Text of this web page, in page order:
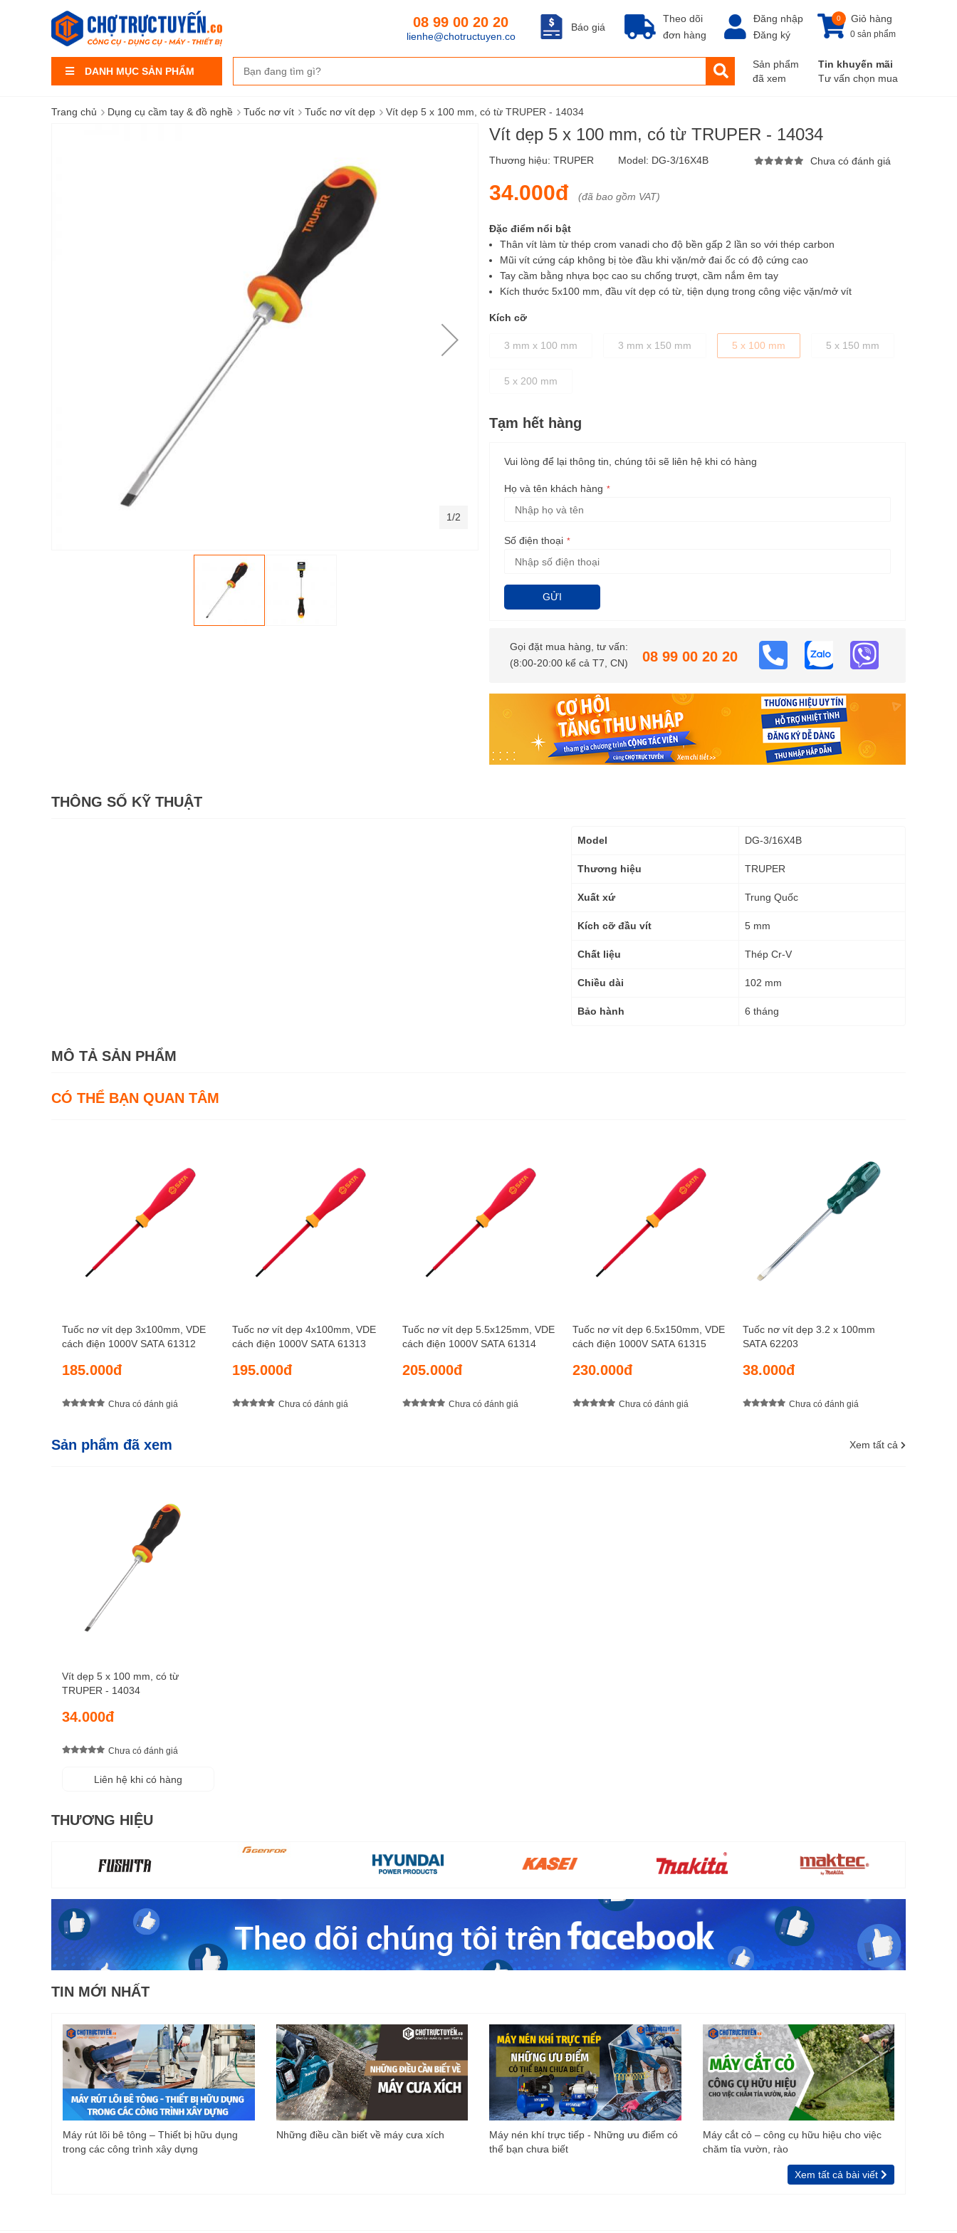
DANH MỤC SẢN PHẨM
Theo dõi
đơn hàng
Báo giá
08 99 00 20 20
lienhe@chotructuyen.co
Đăng nhập
Đăng ký
Giỏ hàng
0
0 sản phẩm
Sản phẩm
đã xem
Tin khuyến mãi
Tư vấn chọn mua
Trang chủ › Dụng cụ cầm tay & đồ nghề › Tuốc nơ vít › Tuốc nơ vít dẹp › Vít dẹp 5 x 100 mm, có từ TRUPER - 14034
Vít dẹp 5 x 100 mm, có từ TRUPER - 14034
Thương hiệu: TRUPER Model: DG-3/16X4B Chưa có đánh giá
34.000đ (đã bao gồm VAT)
Đặc điểm nổi bật
Thân vít làm từ thép crom vanadi cho độ bền gấp 2 lần so với thép carbon
Mũi vít cứng cáp không bị tòe đầu khi vặn/mở đai ốc có độ cứng cao
Tay cầm bằng nhựa bọc cao su chống trượt, cầm nắm êm tay
Kích thước 5x100 mm, đầu vít dẹp có từ, tiện dụng trong công việc vặn/mở vít
Kích cỡ
3 mm x 100 mm 3 mm x 150 mm 5 x 100 mm 5 x 150 mm
5 x 200 mm
Tạm hết hàng
Vui lòng để lại thông tin, chúng tôi sẽ liên hệ khi có hàng
Họ và tên khách hàng
Số điện thoại
GỬI
Gọi đặt mua hàng, tư vấn:
(8:00-20:00 kể cả T7, CN)
08 99 00 20 20
1/2
THÔNG SỐ KỸ THUẬT
Thông
kỹ
Model DG-3/16X4B
Thương hiệu TRUPER
Xuất xứ Trung Quốc
Kích cỡ đầu vít 5 mm
Chất liệu Thép Cr-V
Chiều dài 102 mm
Bảo hành 6 tháng
MÔ TẢ SẢN PHẨM
CÓ THỂ BẠN QUAN TÂM
Tuốc nơ vít dẹp 3x100mm, VDE
cách điện 1000V SATA 61312
185.000đ
Chưa có đánh giá
Tuốc nơ vít dẹp 4x100mm, VDE
cách điện 1000V SATA 61313
195.000đ
Chưa có đánh giá
Tuốc nơ vít dẹp 5.5x125mm, VDE
cách điện 1000V SATA 61314
205.000đ
Chưa có đánh giá
Tuốc nơ vít dẹp 6.5x150mm, VDE
cách điện 1000V SATA 61315
230.000đ
Chưa có đánh giá
Tuốc nơ vít dẹp 3.2 x 100mm
SATA 62203
38.000đ
Chưa có đánh giá
Sản phẩm đã xem Xem tất cả
Vít dẹp 5 x 100 mm, có từ
TRUPER - 14034
34.000đ
Chưa có đánh giá
Liên hệ khi có hàng
THƯƠNG HIỆU
TIN MỚI NHẤT
Máy rút lõi bê tông – Thiết bị hữu dụng
trong các công trình xây dựng
Những điều cần biết về máy cưa xích
Máy nén khí trực tiếp - Những ưu điểm có
thể bạn chưa biết
Máy cắt cỏ – công cụ hữu hiệu cho việc
chăm tỉa vườn, rào
Xem tất cả bài viết